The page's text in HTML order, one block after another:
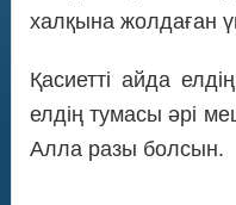
халқына жолдаған
Қасиетті айда
елдің тумасы әрі
Алла разы болсын.